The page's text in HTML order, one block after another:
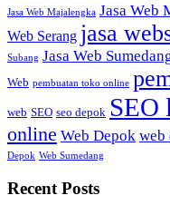
Jasa Web Majalengka Jasa Web
Web Serang jasa
Subang Jasa Web
Web pembuatan toko online
web SEO seo depok SEO
online Web Depok web
Depok Web Sumedang
Recent Posts